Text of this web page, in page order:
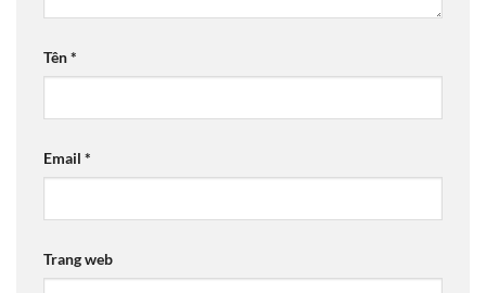
Tên*
Email *
Trang web